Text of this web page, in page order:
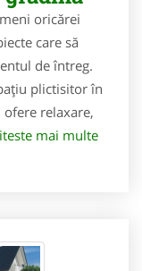
oricărei
care să
de întreg.
plictisitor în
relaxare,
mai multe